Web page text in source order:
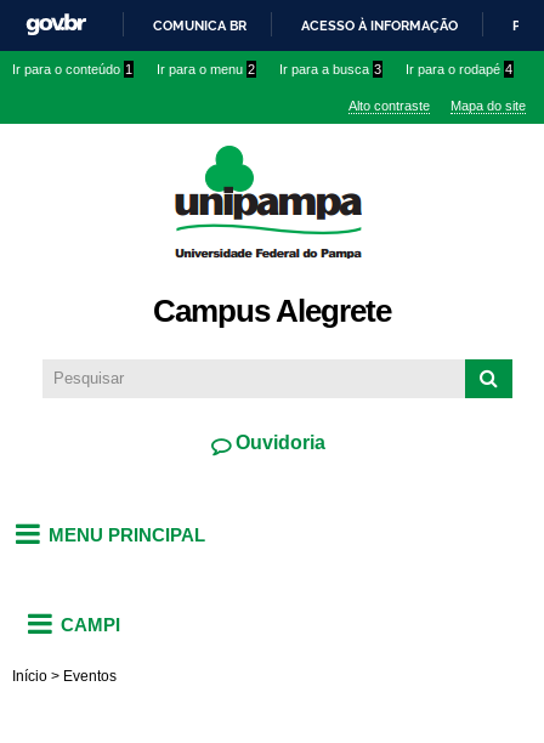
conteúdo
IR
O
COMUNICA BR ACESSO À INFORMAÇÃO
Ir para o conteúdo 1 Ir para o menu 2 Ir para a busca 3 Ir para o rodapé 4
Alto contraste Mapa do site
Campus Alegrete
Ouvidoria
MENU PRINCIPAL
CAMPI
Início > Eventos